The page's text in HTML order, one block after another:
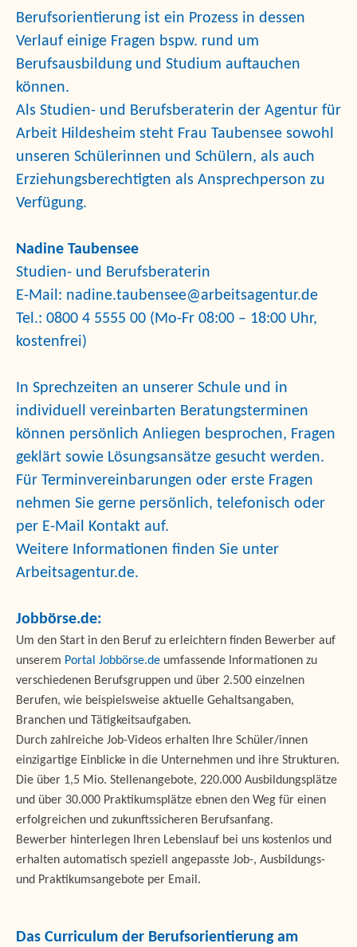
Berufsorientierung ist ein Prozess in dessen
Verlauf einige Fragen bspw. rund um
Berufsausbildung und Studium auftauchen
können.
Als Studien- und Berufsberaterin der Agentur für
Arbeit Hildesheim steht Frau Taubensee sowohl
unseren Schülerinnen und Schülern, als auch
Erziehungsberechtigten als Ansprechperson zu
Verfügung.
Nadine Taubensee
Studien- und Berufsberaterin
E-Mail: nadine.taubensee@arbeitsagentur.de
Tel.: 0800 4 5555 00 (Mo-Fr 08:00 – 18:00 Uhr,
kostenfrei)
In Sprechzeiten an unserer Schule und in
individuell vereinbarten Beratungsterminen
können persönlich Anliegen besprochen, Fragen
geklärt sowie Lösungsansätze gesucht werden.
Für Terminvereinbarungen oder erste Fragen
nehmen Sie gerne persönlich, telefonisch oder
per E-Mail Kontakt auf.
Weitere Informationen finden Sie unter
Arbeitsagentur.de.
Jobbörse.de:
Um den Start in den Beruf zu erleichtern finden Bewerber auf
unserem Portal Jobbörse.de umfassende Informationen zu
verschiedenen Berufsgruppen und über 2.500 einzelnen
Berufen, wie beispielsweise aktuelle Gehaltsangaben,
Branchen und Tätigkeitsaufgaben.
Durch zahlreiche Job-Videos erhalten Ihre Schüler/innen
einzigartige Einblicke in die Unternehmen und ihre Strukturen.
Die über 1,5 Mio. Stellenangebote, 220.000 Ausbildungsplätze
und über 30.000 Praktikumsplätze ebnen den Weg für einen
erfolgreichen und zukunftssicheren Berufsanfang.
Bewerber hinterlegen Ihren Lebenslauf bei uns kostenlos und
erhalten automatisch speziell angepasste Job-, Ausbildungs-
und Praktikumsangebote per Email.
Das Curriculum der Berufsorientierung am